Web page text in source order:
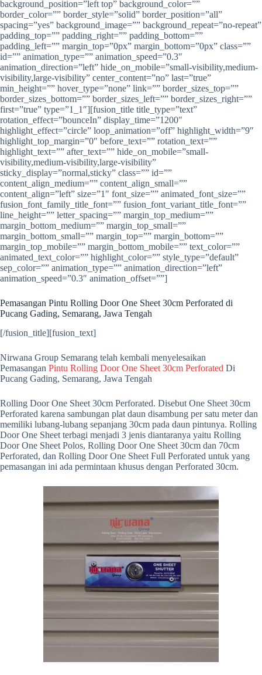
background_position=”left top” background_color=””
border_color=”” border_style=”solid” border_position=”all”
spacing=”yes” background_image=”” background_repeat=”no-repeat”
padding_top=”” padding_right=”” padding_bottom=””
padding_left=”” margin_top=”0px” margin_bottom=”0px” class=””
id=”” animation_type=”” animation_speed=”0.3″
animation_direction=”left” hide_on_mobile=”small-visibility,medium-
visibility,large-visibility” center_content=”no” last=”true”
min_height=”” hover_type=”none” link=”” border_sizes_top=””
border_sizes_bottom=”” border_sizes_left=”” border_sizes_right=””
first=”true” type=”1_1″][fusion_title title_type=”text”
rotation_effect=”bounceIn” display_time=”1200″
highlight_effect=”circle” loop_animation=”off” highlight_width=”9″
highlight_top_margin=”0″ before_text=”” rotation_text=””
highlight_text=”” after_text=”” hide_on_mobile=”small-
visibility,medium-visibility,large-visibility”
sticky_display=”normal,sticky” class=”” id=””
content_align_medium=”” content_align_small=””
content_align=”left” size=”1″ font_size=”” animated_font_size=””
fusion_font_family_title_font=”” fusion_font_variant_title_font=””
line_height=”” letter_spacing=”” margin_top_medium=””
margin_bottom_medium=”” margin_top_small=””
margin_bottom_small=”” margin_top=”” margin_bottom=””
margin_top_mobile=”” margin_bottom_mobile=”” text_color=””
animated_text_color=”” highlight_color=”” style_type=”default”
sep_color=”” animation_type=”” animation_direction=”left”
animation_speed=”0.3″ animation_offset=””]
Pemasangan Pintu Rolling Door One Sheet 30cm Perforated di
Pucang Gading, Semarang, Jawa Tengah
[/fusion_title][fusion_text]
Nirwana Group Semarang telah kembali menyelesaikan
Pemasangan Pintu Rolling Door One Sheet 30cm Perforated Di
Pucang Gading, Semarang, Jawa Tengah
Rolling Door One Sheet 30cm Perforated. Disebut One Sheet 30cm
Perforated karena sambungan plat daun disambung per satu meter dan
memiliki lubang-lubang sepanjang 30cm pada daun pintunya. Rolling
Door One Sheet terbagi menjadi 3 jenis diantaranya yaitu Rolling
Door One Sheet Polos, Rolling Door One Sheet 30cm dan 70cm
Perforated, dan Rolling Door One Sheet Full Perforated untuk yang
pemasangan ini ada permintaan khusus dengan Perforated 30cm.